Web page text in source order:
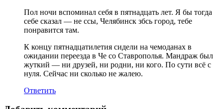
Пол ночи вспоминал себя в пятнадцать лет. Я бы тогда
себе сказал — не ссы, Челябинск збсь город, тебе
понравится там.
К концу пятнадцатилетия сидели на чемоданах в
ожидании переезда в Че со Ставрополья. Мандраж был
жуткий — ни друзей, ни родни, ни кого. По сути всё с
нуля. Сейчас ни сколько не жалею.
Ответить